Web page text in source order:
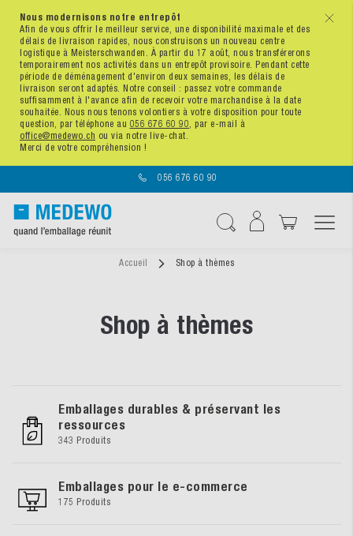
x
Nous modernisons notre entrepôt
Afin de vous offrir le meilleur service, une disponibilité maximale et des
délais de livraison rapides, nous construisons un nouveau centre
logistique à Meisterschwanden. À partir du 17 août, nous transférerons
temporairement nos activités dans un entrepôt provisoire. Pendant cette
période de déménagement d'environ deux semaines, les délais de
livraison seront adaptés. Notre conseil : passez votre commande
suffisamment à l'avance afin de recevoir votre marchandise à la date
souhaitée. Nous nous tenons volontiers à votre disposition pour toute
question, par téléphone au 056 676 60 90, par e-mail à
office@medewo.ch ou via notre live-chat.
Merci de votre compréhension !
056 676 60 90
Accueil Shop à thèmes
Shop à thèmes
Emballages durables & préservant les
ressources
343 Produits
Emballages pour le e-commerce
175 Produits